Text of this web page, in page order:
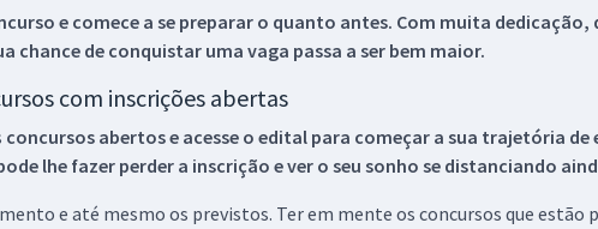
e comece a se preparar o quanto antes. Com muita dedicação,
chance de conquistar uma vaga passa a ser bem maior.
com inscrições abertas
concursos abertos e acesse o edital para começar a sua trajetória
lhe fazer perder a inscrição e ver o seu sonho se distanciando
e até mesmo os previstos. Ter em mente os concursos que estão